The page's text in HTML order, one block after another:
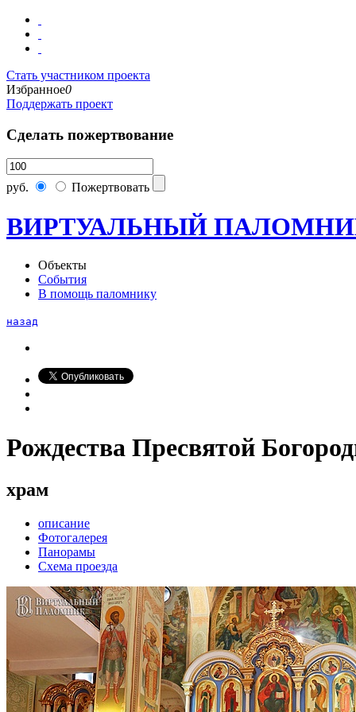
Стать участником проекта
Избранное0
Поддержать проект
Сделать пожертвование
руб. Пожертвовать
ВИРТУАЛЬНЫЙ
Объекты
События
В помощь паломнику
назад
Рождества Пресвятой
храм
описание
Фотогалерея
Панорамы
Схема проезда